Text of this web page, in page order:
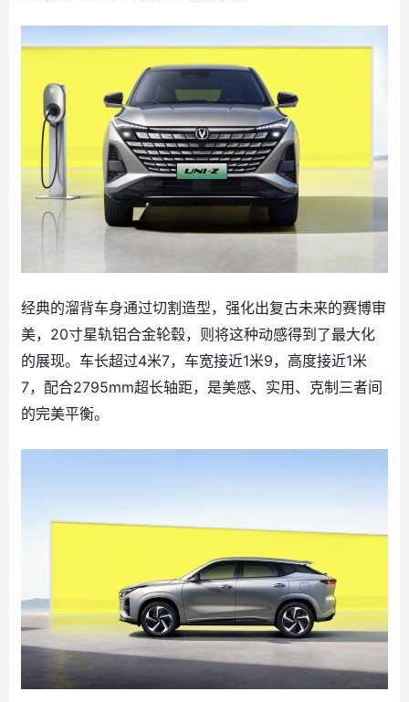
经典的溜背车身通过切割造型，强化出复古未来的赛博审
美，20寸星轨铝合金轮毂，则将这种动感得到了最大化
的展现。车长超过4米7，车宽接近1米9，高度接近1米
7，配合2795mm超长轴距，是美感、实用、克制三者间
的完美平衡。